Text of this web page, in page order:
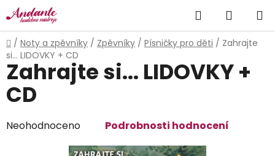
Přejít
na
obsah
Hledat
KOŠÍK
Domů
/ Noty a zpěvníky / Zpěvníky / Písničky pro děti / Zahrajte
si... LIDOVKY + CD
Zahrajte si... LIDOVKY +
CD
Průměrné
Neohodnoceno Podrobnosti hodnocení